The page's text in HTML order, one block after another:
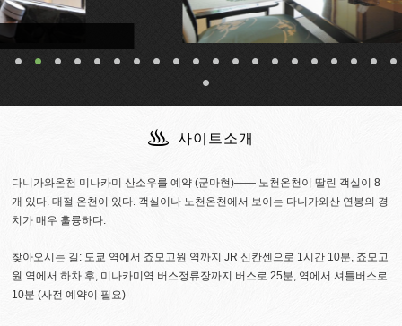
사이트소개
다니가와온천 미나카미 산소우를 예약 (군마현)―― 노천온천이 딸린 객실이 8
개 있다. 대절 온천이 있다. 객실이나 노천온천에서 보이는 다니가와산 연봉의 경
치가 매우 훌륭하다.
찾아오시는 길: 도쿄 역에서 죠모고원 역까지 JR 신칸센으로 1시간 10분, 죠모고
원 역에서 하차 후, 미나카미역 버스정류장까지 버스로 25분, 역에서 셔틀버스로
10분 (사전 예약이 필요)